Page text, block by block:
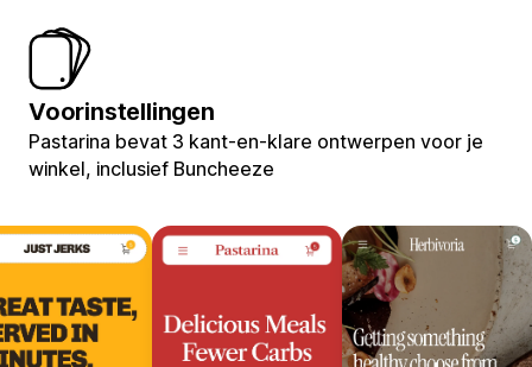
Voorinstellingen
Pastarina bevat 3 kant-en-klare ontwerpen voor je
winkel, inclusief Buncheeze